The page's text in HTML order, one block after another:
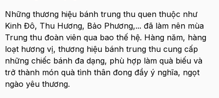
Những thương hiệu bánh trung thu quen thuộc như
Kinh Đô, Thu Hương, Bảo Phương,... đã làm nên mùa
Trung thu đoàn viên qua bao thế hệ. Hàng năm, hàng
loạt hương vị, thương hiệu bánh trung thu cung cấp
những chiếc bánh đa dạng, phù hợp làm quà biếu và
trở thành món quà tình thân đong đầy ý nghĩa, ngọt
ngào yêu thương.